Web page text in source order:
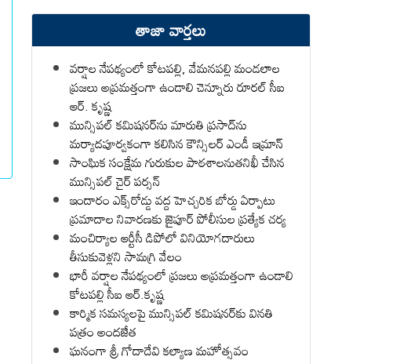
తాజా వార్తలు
వర్షాల నేపథ్యంలో కోటపల్లి, వేమనపల్లి మండలాల
ప్రజలు అప్రమత్తంగా ఉండాలి చెన్నూరు రూరల్ సీఐ
ఆర్. కృష్ణ
మున్సిపల్ కమిషనర్‌ను మారుతి ప్రసాద్‌ను
మర్యాదపూర్వకంగా కలిసిన కౌన్సిలర్ ఎండీ ఇమ్రాన్ ​
సాంఘిక సంక్షేమ గురుకుల పాఠశాలనుతనిఖీ చేసిన
మున్సిపల్ చైర్ పర్సన్
ఇందారం ఎక్స్‌రోడ్డు వద్ద హెచ్చరిక బోర్డు ఏర్పాటు
ప్రమాదాల నివారణకు జైపూర్ పోలీసుల ప్రత్యేక చర్య
మంచిర్యాల ఆర్టీసీ డిపోలో వినియోగదారులు
తీసుకువెళ్లని సామగ్రి వేలం
భారీ వర్షాల నేపథ్యంలో ప్రజలు అప్రమత్తంగా ఉండాలి
కోటపల్లి సీఐ ఆర్.కృష్ణ
కార్మిక సమస్యలపై మున్సిపల్ కమిషనర్‌కు వినతి
పత్రం అందజేత
ఘనంగా శ్రీ గోదాదేవి కల్యాణ మహోత్సవం